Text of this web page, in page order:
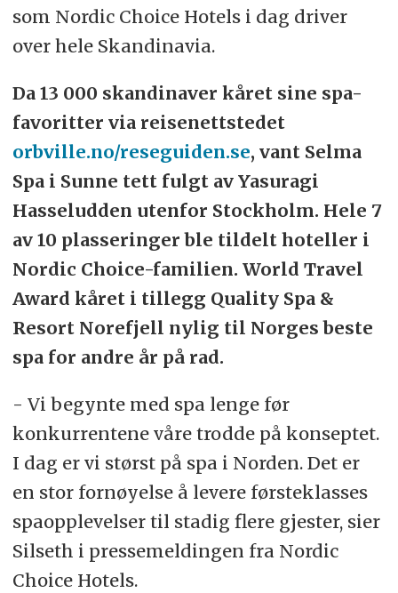
som Nordic Choice Hotels i dag driver
over hele Skandinavia.
Da 13 000 skandinaver kåret sine spa-
favoritter via reisenettstedet
orbville.no/reseguiden.se, vant Selma
Spa i Sunne tett fulgt av Yasuragi
Hasseludden utenfor Stockholm. Hele 7
av 10 plasseringer ble tildelt hoteller i
Nordic Choice-familien. World Travel
Award kåret i tillegg Quality Spa &
Resort Norefjell nylig til Norges beste
spa for andre år på rad.
- Vi begynte med spa lenge før
konkurrentene våre trodde på konseptet.
I dag er vi størst på spa i Norden. Det er
en stor fornøyelse å levere førsteklasses
spaopplevelser til stadig flere gjester, sier
Silseth i pressemeldingen fra Nordic
Choice Hotels.